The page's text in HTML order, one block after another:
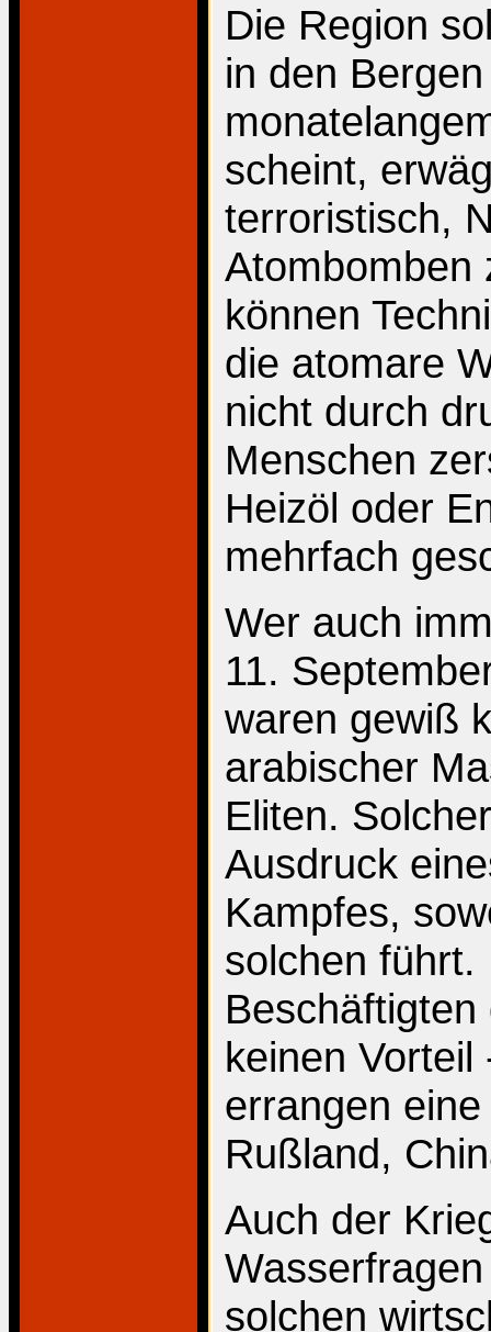
Die Region
in den
scheint,
terroristisch,
Atombomben
können
die atomare
nicht durch
Menschen
Heizöl oder
mehrfach
Wer auch
11.
waren gewiß
arabischer
Eliten.
Ausdruck
Kampfes,
solchen führt.
keinen
errangen
Rußland,
Auch der
solchen